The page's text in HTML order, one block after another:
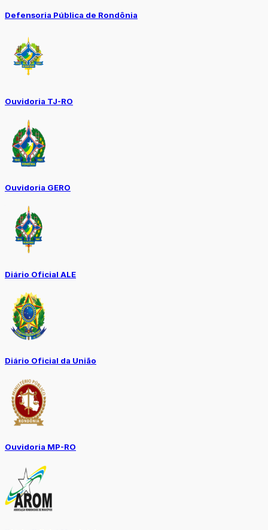
Defensoria Pública de Rondônia
Ouvidoria TJ-RO
Ouvidoria GERO
Diário Oficial ALE
Diário Oficial da União
Ouvidoria MP-RO